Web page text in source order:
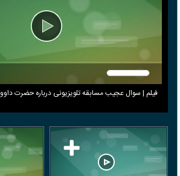
فیلم | سوال عجیب مسابقه تلویزیونی درباره حضرت داوود با